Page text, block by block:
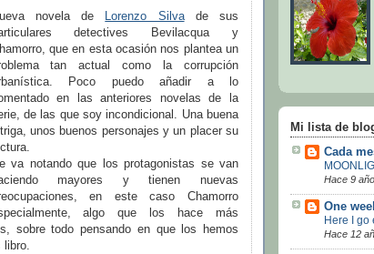
novela de Lorenzo Silvade sus
detectives Bevilacqua y
que en esta ocasión nos plantea un
tan actual como la corrupción
Poco puedo añadir a lo
en las anteriores novelas de la
de las que soy incondicional. Una buena
unos buenos personajes y un placer su
va notando que los protagonistas se van
mayores y tienen nuevas
en este caso Chamorro
algo que los hace más
sobre todo pensando en que los hemos
Mi lista de
Cada
Hace 9
One
Here I go
Hace 12